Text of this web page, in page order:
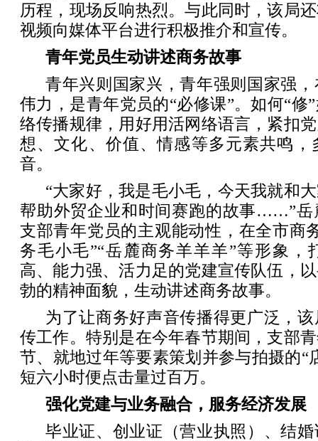
历程，现场反响热烈。与此同时，该局
视频向媒体平台进行积极推介和宣传。
青年党员生动讲述商务故事
青年兴则国家兴，青年强则国家强
伟力，是青年党员的“必修课”。如何“修
络传播规律，用好用活网络语言，紧扣
想、文化、价值、情感等多元素共鸣，
音。
“大家好，我是毛小毛，今天我就和
帮助外贸企业和时间赛跑的故事……”岳
支部青年党员的主观能动性，在全市商
务毛小毛”“岳麓商务羊羊羊”等形象，
高、能力强、活力足的党建宣传队伍，
勃的精神面貌，生动讲述商务故事。
为了让商务好声音传播得更广泛，
传工作。特别是在今年春节期间，支部
节、就地过年等要素策划并参与拍摄的“
短六小时便点击量过百万。
强化党建与业务融合，服务经济发展
毕业证、创业证（营业执照）、结